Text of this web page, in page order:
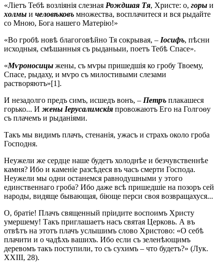
«Ліетъ Тебѣ возліянія слезная Рождшая Тя, Христе: о, горы и
холмы и человѣковъ множества, восплачитеся и вся рыдайте
со Мною, Бога нашего Матерію!»
«Во гробѣ новѣ благоговѣйно Тя сокрывая, – Іосифъ, пѣсни
исходныя, смѣшанныя съ рыданьыи, поетъ Тебѣ Спасе».
«Мѵроносицы жены, съ мѵры пришедшія ко гробу Твоему,
Спасе, рыдаху, и мѵро съ милостивыми слезами
растворяютъ»[1].
И незадолго предъ симъ, исшедъ вонъ, – Петръ плакашеся
горько... И жены Іерусалимскія провожаютъ Его на Голгоѳу
съ плачемъ и рыданіями.
Такъ мы видимъ плачъ, стенанія, ужасъ и страхъ около гроба
Господня.
Неужели же сердце наше будетъ холоднѣе и безчувственнѣе
камня? Ибо и каменіе разсѣдеся въ часъ смерти Господа.
Неужели мы одни останемся равнодушными у этого
единственнаго гроба? Ибо даже всѣ пришедшіе на позоръ сей
народы, видяще бывающая, біюще перси своя возвращахуся...
О, братіе! Плачъ священный пріидите воспоимъ Христу
умершему! Такъ приглашаетъ насъ святая Церковь. А въ
отвѣтъ на этотъ плачъ услышимъ слово Христово: «О себѣ
плачити и о чадѣхъ вашихъ. Ибо если съ зеленѣющимъ
деревомъ такъ поступили, то съ сухимъ – что будетъ?» (Лук.
XXIII, 28).